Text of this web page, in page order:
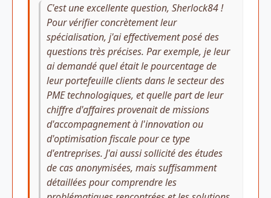
C'est une excellente question, Sherlock84 !
Pour vérifier concrètement leur
spécialisation, j'ai effectivement posé des
questions très précises. Par exemple, je leur
ai demandé quel était le pourcentage de
leur portefeuille clients dans le secteur des
PME technologiques, et quelle part de leur
chiffre d'affaires provenait de missions
d'accompagnement à l'innovation ou
d'optimisation fiscale pour ce type
d'entreprises. J'ai aussi sollicité des études
de cas anonymisées, mais suffisamment
détaillées pour comprendre les